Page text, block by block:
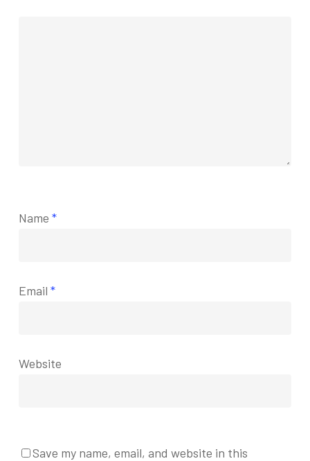
Name *
Email *
Website
Save my name, email, and website in this